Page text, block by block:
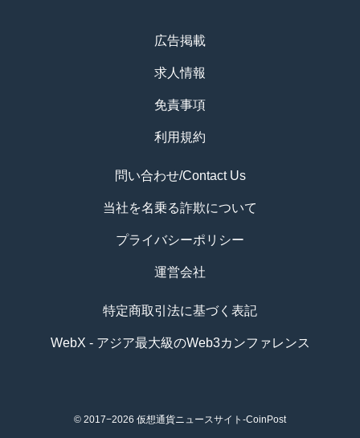
広告掲載
求人情報
免責事項
利用規約
問い合わせ/Contact Us
当社を名乗る詐欺について
プライバシーポリシー
運営会社
特定商取引法に基づく表記
WebX - アジア最大級のWeb3カンファレンス
© 2017−2026 仮想通貨ニュースサイト-CoinPost